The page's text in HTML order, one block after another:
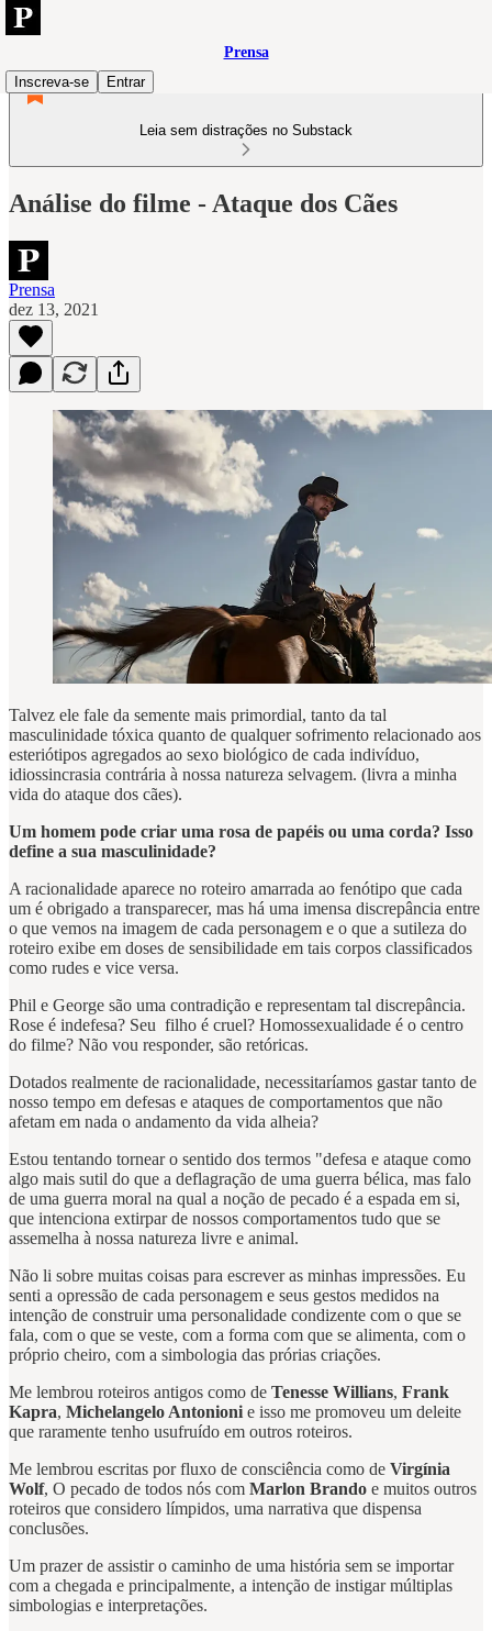
Prensa
Inscreva-se
Entrar
Leia sem distrações no Substack
Análise do filme - Ataque dos Cães
Prensa
dez 13, 2021
Talvez ele fale da semente mais primordial, tanto da tal
masculinidade tóxica quanto de qualquer sofrimento relacionado aos
esteriótipos agregados ao sexo biológico de cada indivíduo,
idiossincrasia contrária à nossa natureza selvagem. (livra a minha
vida do ataque dos cães).
Um homem pode criar uma rosa de papéis ou uma corda? Isso
define a sua masculinidade?
A racionalidade aparece no roteiro amarrada ao fenótipo que cada
um é obrigado a transparecer, mas há uma imensa discrepância entre
o que vemos na imagem de cada personagem e o que a sutileza do
roteiro exibe em doses de sensibilidade em tais corpos classificados
como rudes e vice versa.
Phil e George são uma contradição e representam tal discrepância.
Rose é indefesa? Seu filho é cruel? Homossexualidade é o centro
do filme? Não vou responder, são retóricas.
Dotados realmente de racionalidade, necessitaríamos gastar tanto de
nosso tempo em defesas e ataques de comportamentos que não
afetam em nada o andamento da vida alheia?
Estou tentando tornear o sentido dos termos "defesa e ataque como
algo mais sutil do que a deflagração de uma guerra bélica, mas falo
de uma guerra moral na qual a noção de pecado é a espada em si,
que intenciona extirpar de nossos comportamentos tudo que se
assemelha à nossa natureza livre e animal.
Não li sobre muitas coisas para escrever as minhas impressões. Eu
senti a opressão de cada personagem e seus gestos medidos na
intenção de construir uma personalidade condizente com o que se
fala, com o que se veste, com a forma com que se alimenta, com o
próprio cheiro, com a simbologia das prórias criações.
Me lembrou roteiros antigos como de Tenesse Willians, Frank
Kapra, Michelangelo Antonioni e isso me promoveu um deleite
que raramente tenho usufruído em outros roteiros.
Me lembrou escritas por fluxo de consciência como de Virgínia
Wolf, O pecado de todos nós com Marlon Brando e muitos outros
roteiros que considero límpidos, uma narrativa que dispensa
conclusões.
Um prazer de assistir o caminho de uma história sem se importar
com a chegada e principalmente, a intenção de instigar múltiplas
simbologias e interpretações.